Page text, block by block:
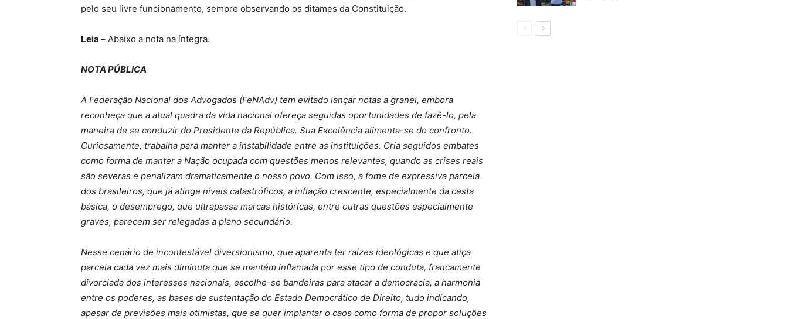
pelo seu livre funcionamento, sempre observando os ditames da Constituição.
Leia – Abaixo a nota na íntegra.
NOTA PÚBLICA
A Federação Nacional dos Advogados (FeNAdv) tem evitado lançar notas a granel, embora
reconheça que a atual quadra da vida nacional ofereça seguidas oportunidades de fazê-lo, pela
maneira de se conduzir do Presidente da República. Sua Excelência alimenta-se do confronto.
Curiosamente, trabalha para manter a instabilidade entre as instituições. Cria seguidos embates
como forma de manter a Nação ocupada com questões menos relevantes, quando as crises reais
são severas e penalizam dramaticamente o nosso povo. Com isso, a fome de expressiva parcela
dos brasileiros, que já atinge níveis catastróficos, a inflação crescente, especialmente da cesta
básica, o desemprego, que ultrapassa marcas históricas, entre outras questões especialmente
graves, parecem ser relegadas a plano secundário.
Nesse cenário de incontestável diversionismo, que aparenta ter raízes ideológicas e que atiça
parcela cada vez mais diminuta que se mantém inflamada por esse tipo de conduta, francamente
divorciada dos interesses nacionais, escolhe-se bandeiras para atacar a democracia, a harmonia
entre os poderes, as bases de sustentação do Estado Democrático de Direito, tudo indicando,
apesar de previsões mais otimistas, que se quer implantar o caos como forma de propor soluções